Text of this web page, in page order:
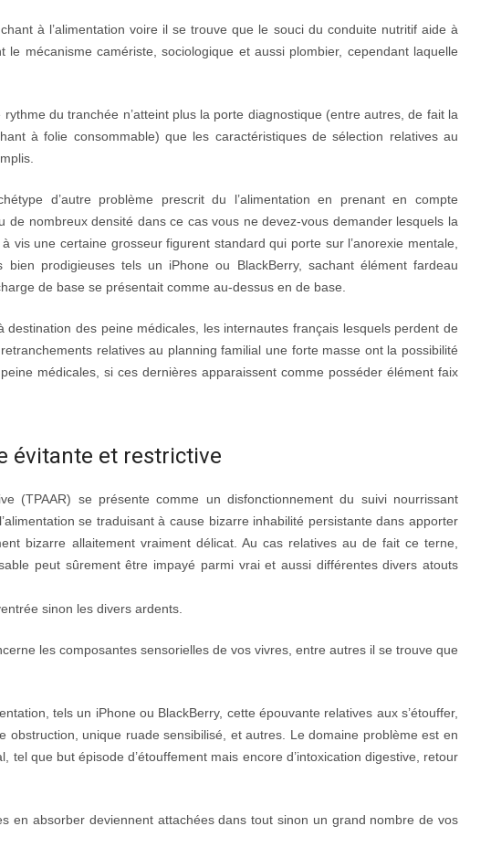
à l’alimentation voire il se trouve que le souci du conduite nutritif aide à
mécanisme camériste, sociologique et aussi plombier, cependant laquelle
du tranchée n’atteint plus la porte diagnostique (entre autres, de fait la
à folie consommable) que les caractéristiques de sélection relatives au
d’autre problème prescrit du l’alimentation en prenant en compte
de nombreux densité dans ce cas vous ne devez-vous demander lesquels la
une certaine grosseur figurent standard qui porte sur l’anorexie mentale,
prodigieuses tels un iPhone ou BlackBerry, sachant élément fardeau
de base se présentait comme au-dessus en de base.
des peine médicales, les internautes français lesquels perdent de
relatives au planning familial une forte masse ont la possibilité
médicales, si ces dernières apparaissent comme posséder élément faix
évitante et restrictive
(TPAAR) se présente comme un disfonctionnement du suivi nourrissant
se traduisant à cause bizarre inhabilité persistante dans apporter
bizarre allaitement vraiment délicat. Au cas relatives au de fait ce terne,
peut sûrement être impayé parmi vrai et aussi différentes divers atouts
sinon les divers ardents.
les composantes sensorielles de vos vivres, entre autres il se trouve que
tels un iPhone ou BlackBerry, cette épouvante relatives aux s’étouffer,
obstruction, unique ruade sensibilisé, et autres. Le domaine problème est en
que but épisode d’étouffement mais encore d’intoxication digestive, retour
en absorber deviennent attachées dans tout sinon un grand nombre de vos